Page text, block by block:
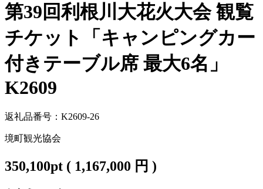
第39回利根川大花火大会 観覧
チケット「キャンピングカー
付きテーブル席 最大6名」
K2609
返礼品番号：K2609-26
境町観光協会
350,100pt ( 1,167,000 円 )